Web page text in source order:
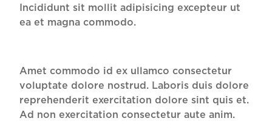
Incididunt sit mollit adipisicing excepteur ut
ea et magna commodo.
Amet commodo id ex ullamco consectetur
voluptate dolore nostrud. Laboris duis dolore
reprehenderit exercitation dolore sint quis et.
Ad non exercitation consectetur aute anim.